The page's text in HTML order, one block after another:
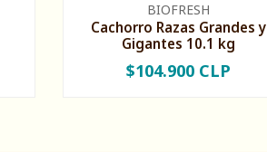
BIOFRESH
Cachorro Razas Grandes y
Gigantes 10.1 kg
+
$104.900 CLP